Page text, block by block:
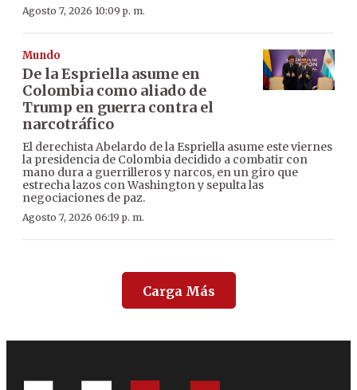
Agosto 7, 2026 10:09 p. m.
Mundo
De la Espriella asume en
Colombia como aliado de
Trump en guerra contra el
narcotráfico
El derechista Abelardo de la Espriella asume este viernes
la presidencia de Colombia decidido a combatir con
mano dura a guerrilleros y narcos, en un giro que
estrecha lazos con Washington y sepulta las
negociaciones de paz.
Agosto 7, 2026 06:19 p. m.
Carga Más